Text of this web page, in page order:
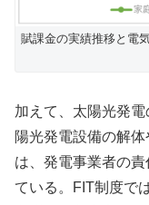
賦課金の実績推移と電
加えて、太陽光発
陽光発電設備の解
は、発電事業者の
ている。FIT制度で